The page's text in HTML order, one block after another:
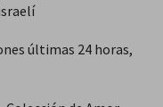
últimas 24 horas,